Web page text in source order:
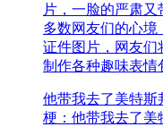
片，一脸的严肃
多数网友们的心境
证件图片，网友们
制作各种趣味表情
他带我去了美特斯
梗：他带我去了美